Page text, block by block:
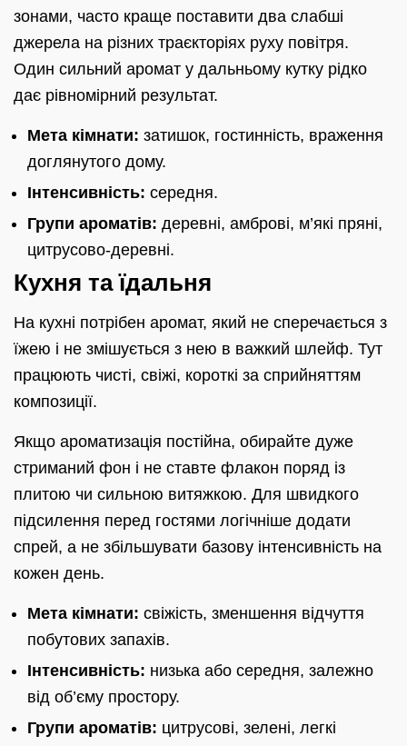
зонами, часто краще поставити два слабші
джерела на різних траєкторіях руху повітря.
Один сильний аромат у дальньому кутку рідко
дає рівномірний результат.
Мета кімнати: затишок, гостинність, враження
доглянутого дому.
Інтенсивність: середня.
Групи ароматів: деревні, амброві, м’які пряні,
цитрусово-деревні.
Кухня та їдальня
На кухні потрібен аромат, який не сперечається з
їжею і не змішується з нею в важкий шлейф. Тут
працюють чисті, свіжі, короткі за сприйняттям
композиції.
Якщо ароматизація постійна, обирайте дуже
стриманий фон і не ставте флакон поряд із
плитою чи сильною витяжкою. Для швидкого
підсилення перед гостями логічніше додати
спрей, а не збільшувати базову інтенсивність на
кожен день.
Мета кімнати: свіжість, зменшення відчуття
побутових запахів.
Інтенсивність: низька або середня, залежно
від об’єму простору.
Групи ароматів: цитрусові, зелені, легкі